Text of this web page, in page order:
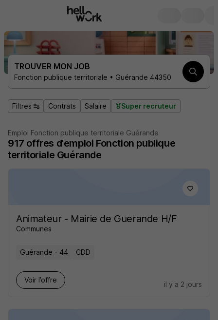
TROUVER MON JOB
Fonction publique territoriale • Guérande 44350
Filtres Contrats Salaire Super recruteur
Emploi Fonction publique territoriale Guérande
917 offres d'emploi Fonction publique
territoriale Guérande
Animateur - Mairie de Guerande H/F
Communes
Guérande - 44 CDD
Voir l’offre
il y a 2 jours